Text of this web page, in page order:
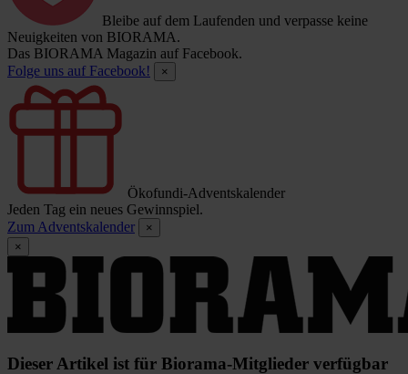
Bleibe auf dem Laufenden und verpasse keine
Neuigkeiten von BIORAMA.
Das BIORAMA Magazin auf Facebook.
Folge uns auf Facebook!
×
Ökofundi-Adventskalender
Jeden Tag ein neues Gewinnspiel.
Zum Adventskalender
×
×
Dieser Artikel ist für Biorama-Mitglieder verfügbar